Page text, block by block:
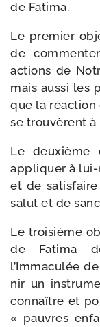
de Fatima.
Le pre­mier
de
actions de
mais aus­si les
que la réac­tion
se trou­vèrent à
Le deuxième
appli­quer à
et de
salut et de
Le troi­sième
de Fatima
l’Immaculée
nir un
connaître et
« pauvres